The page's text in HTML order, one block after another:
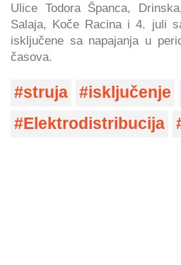
Ulice Todora Španca,
Salaja, Koče Racina i 4. juli
isključene sa napajanja u
časova.
struja isključenje
Elektrodistribucija